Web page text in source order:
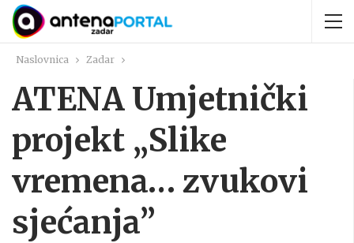
Naslovnica Zadar
ATENA Umjetnički
projekt „Slike
vremena… zvukovi
sjećanja”